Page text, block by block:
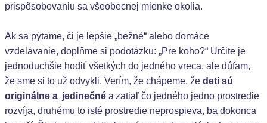
prispôsobovaniu sa všeobecnej mienke okolia.
Ak sa pýtame, či je lepšie „bežné“ alebo domáce
vzdelávanie, doplňme si podotázku: „Pre koho?“ Určite je
jednoduchšie hodiť všetkých do jedného vreca, ale dúfam,
že sme si to už odvykli. Verím, že chápeme, že deti sú
originálne a jedinečné a zatiaľ čo jedného jedno prostredie
rozvíja, druhému to isté prostredie neprospieva, ba dokonca